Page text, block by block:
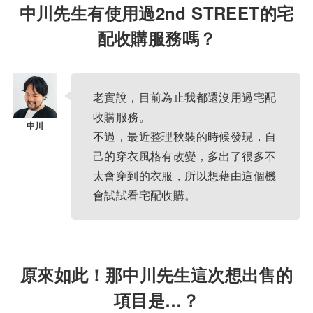
中川先生有使用過2nd STREET的宅
配收購服務嗎？
老實說，目前為止我都還沒用過宅配
收購服務。
不過，最近整理秋裝的時候發現，自
己的穿衣風格有改變，多出了很多不
太會穿到的衣服，所以想藉由這個機
會試試看宅配收購。
原來如此！那中川先生這次想出售的
項目是…？